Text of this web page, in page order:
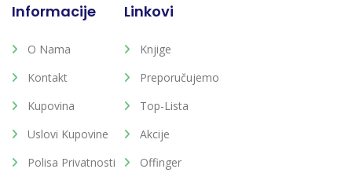
Informacije
O Nama
Kontakt
Kupovina
Uslovi Kupovine
Polisa Privatnosti
Linkovi
Knjige
Preporučujemo
Top-Lista
Akcije
Offinger